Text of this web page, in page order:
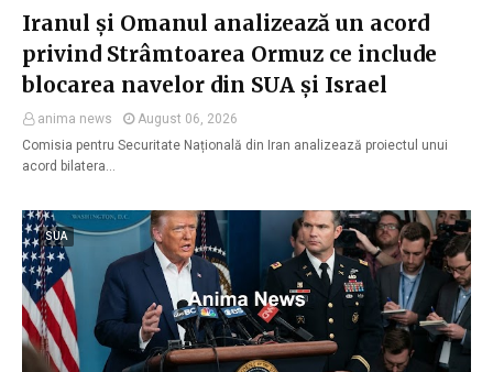
Iranul și Omanul analizează un acord
privind Strâmtoarea Ormuz ce include
blocarea navelor din SUA și Israel
anima news
August 06, 2026
Comisia pentru Securitate Națională din Iran analizează proiectul unui
acord bilatera…
SUA